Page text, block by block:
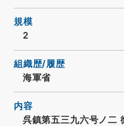
規模
2
組織歴/履歴
海軍省
内容
呉鎮第五三九六号ノ二